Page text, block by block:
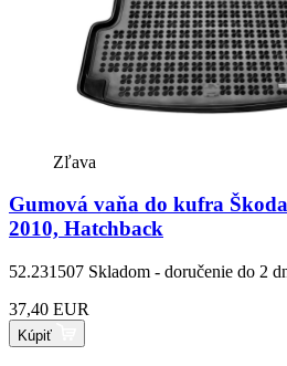
Zľava
Gumová vaňa do kufra
2010, Hatchback
52.231507 Skladom - doručenie do 2
37,40 EUR
Kúpiť